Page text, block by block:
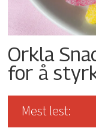
Orkla
for å
Mest lest: